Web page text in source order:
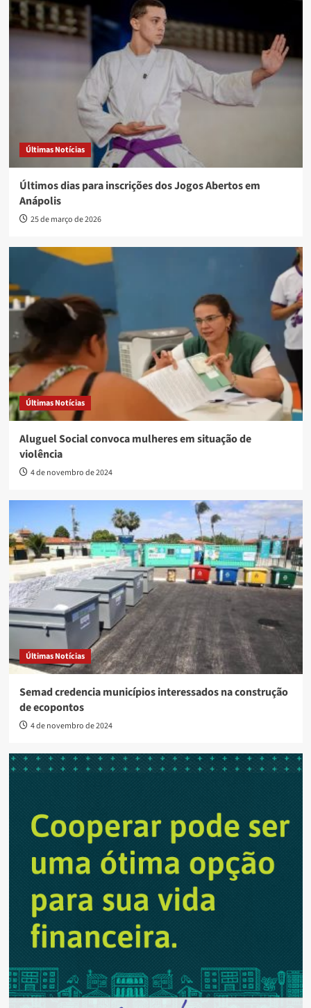
Últimas Notícias
Últimos dias para inscrições dos Jogos Abertos em
Anápolis
25 de março de 2026
Últimas Notícias
Aluguel Social convoca mulheres em situação de
violência
4 de novembro de 2024
Últimas Notícias
Semad credencia municípios interessados na construção
de ecopontos
4 de novembro de 2024